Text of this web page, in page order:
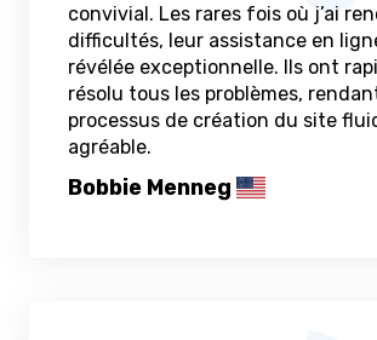
convivial. Les rares fois où j’ai
difficultés, leur assistance en
révélée exceptionnelle. Ils ont
résolu tous les problèmes,
processus de création du site
agréable.
Bobbie Menneg